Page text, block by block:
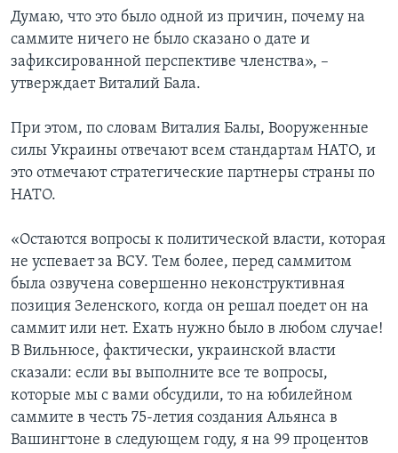
Думаю, что это было одной из причин, почему на
саммите ничего не было сказано о дате и
зафиксированной перспективе членства», –
утверждает Виталий Бала.
При этом, по словам Виталия Балы, Вооруженные
силы Украины отвечают всем стандартам НАТО, и
это отмечают стратегические партнеры страны по
НАТО.
«Остаются вопросы к политической власти, которая
не успевает за ВСУ. Тем более, перед саммитом
была озвучена совершенно неконструктивная
позиция Зеленского, когда он решал поедет он на
саммит или нет. Ехать нужно было в любом случае!
В Вильнюсе, фактически, украинской власти
сказали: если вы выполните все те вопросы,
которые мы с вами обсудили, то на юбилейном
саммите в честь 75-летия создания Альянса в
Вашингтоне в следующем году, я на 99 процентов